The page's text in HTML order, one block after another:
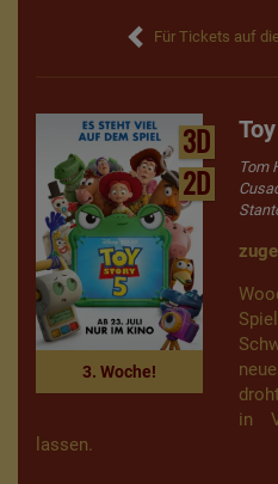
Für Tickets auf
3D
2D
3. Woche!
Tom
in
lassen.